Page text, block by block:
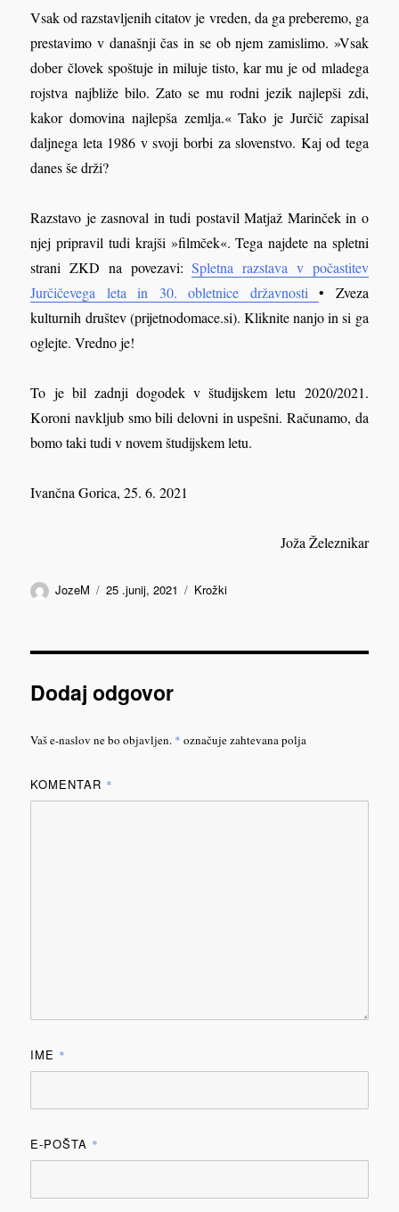
Vsak od razstavljenih citatov je vreden, da ga preberemo, ga
prestavimo v današnji čas in se ob njem zamislimo. »Vsak
dober človek spoštuje in miluje tisto, kar mu je od mladega
rojstva najbliže bilo. Zato se mu rodni jezik najlepši zdi,
kakor domovina najlepša zemlja.« Tako je Jurčič zapisal
daljnega leta 1986 v svoji borbi za slovenstvo. Kaj od tega
danes še drži?
Razstavo je zasnoval in tudi postavil Matjaž Marinček in o
njej pripravil tudi krajši »filmček«. Tega najdete na spletni
strani ZKD na povezavi:Spletna razstava v počastitev
Jurčičevega leta in 30. obletnice državnosti• Zveza
kulturnih društev (prijetnodomace.si). Kliknite nanjo in si ga
oglejte. Vredno je!
To je bil zadnji dogodek v študijskem letu 2020/2021.
Koroni navkljub smo bili delovni in uspešni. Računamo, da
bomo taki tudi v novem študijskem letu.
Ivančna Gorica, 25. 6. 2021
Joža Železnikar
Avtor
JozeM
Objavljeno
25 .junij, 2021 Kategorije
Krožki
Dodaj odgovor
Vaš e-naslov ne bo objavljen. * označuje zahtevana polja
KOMENTAR *
IME *
E-POŠTA *